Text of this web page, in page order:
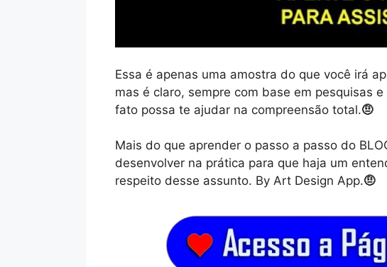
Essa é apenas uma amostra do que você irá
mas é claro, sempre com base em pesquisas
fato possa te ajudar na compreensão total.🤨
Mais do que aprender o passo a passo do
desenvolver na prática para que haja um
respeito desse assunto. By Art Design App.🤨